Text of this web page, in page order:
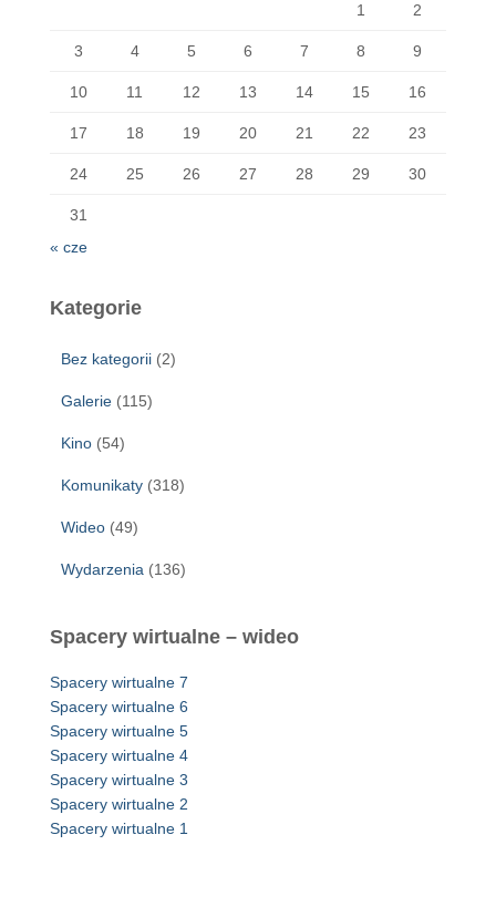
1 2
3 4 5 6 7 8 9
10 11 12 13 14 15 16
17 18 19 20 21 22 23
24 25 26 27 28 29 30
31
« cze
Kategorie
Bez kategorii (2)
Galerie (115)
Kino (54)
Komunikaty (318)
Wideo (49)
Wydarzenia (136)
Spacery wirtualne – wideo
Spacery wirtualne 7
Spacery wirtualne 6
Spacery wirtualne 5
Spacery wirtualne 4
Spacery wirtualne 3
Spacery wirtualne 2
Spacery wirtualne 1